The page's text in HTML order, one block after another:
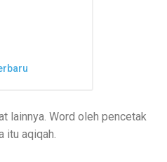
lainnya. Word oleh pencetak
itu aqiqah.